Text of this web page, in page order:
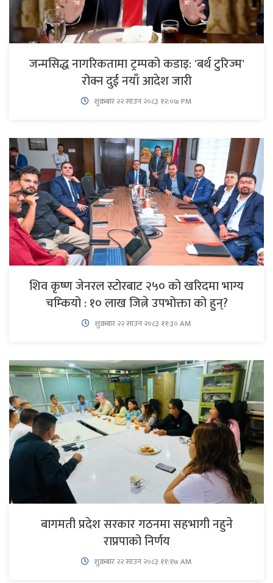
जन्मसिद्ध नागरिकतामा ट्रम्पको कडाइ: 'बर्थ टुरिज्म'
रोक्न दुई नयाँ आदेश जारी
शुक्रबार​ २२ साउन २०८३ १२:०७ PM
शिव कृष्ण जेनरल स्टोरबाट २५० को खरिदमा भाग्य
चम्कियो : १० लाख जित्ने उपभोक्ता को हुन्?
शुक्रबार​ २२ साउन २०८३ ११:३० AM
बागमती प्रदेश सरकार गठनमा सहभागी नहुने
राप्रपाको निर्णय
शुक्रबार​ २२ साउन २०८३ ११:१७ AM